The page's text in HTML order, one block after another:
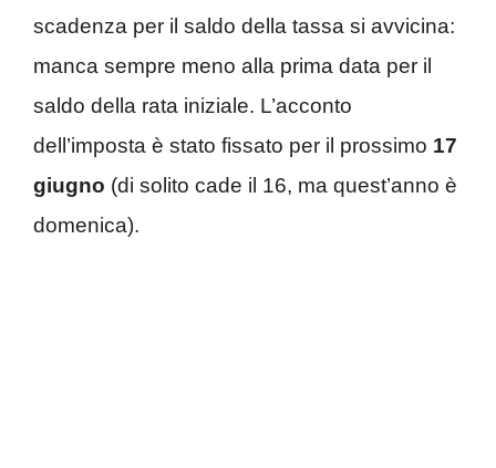
scadenza per il saldo della tassa si avvicina:
manca sempre meno alla prima data per il
saldo della rata iniziale. L’acconto
dell’imposta è stato fissato per il prossimo 17
giugno (di solito cade il 16, ma quest’anno è
domenica).